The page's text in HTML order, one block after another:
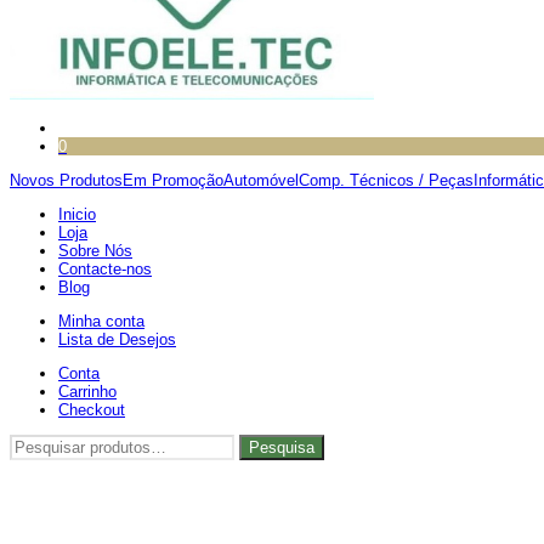
0
Novos Produtos Em PromoçãoAutomóvel Comp. Técnicos / Peças
Inicio
Loja
Sobre Nós
Contacte-nos
Blog
Minha conta
Lista de Desejos
Conta
Carrinho
Checkout
Pesquisar
por:
Pesquisa